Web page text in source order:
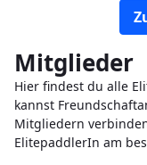
Mitglieder
Hier findest du alle
kannst
Mitgliedern
ElitepaddlerIn am